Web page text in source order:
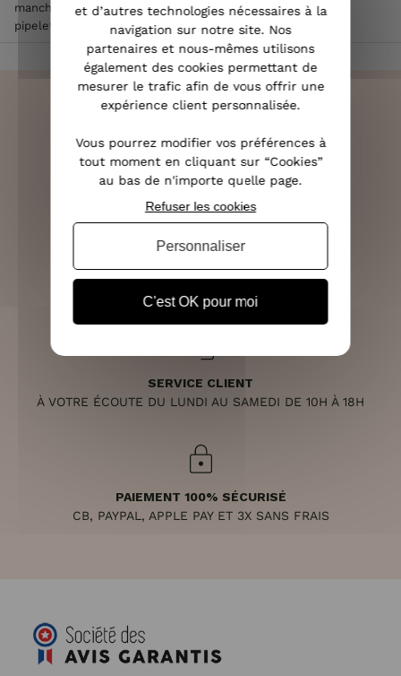
manches courtes femme >T-Shirt femme blanc broderie
pipelette marine
LIVRAISON RAPIDE
OFFERTE DÈS 70€
RETOURS SOUS 14 JOURS
SERVICE CLIENT
À VOTRE ÉCOUTE DU LUNDI AU SAMEDI DE 10H À 18H
PAIEMENT 100% SÉCURISÉ
CB, PAYPAL, APPLE PAY ET 3X SANS FRAIS
et d’autres technologies nécessaires à la
navigation sur notre site. Nos
partenaires et nous-mêmes utilisons
également des cookies permettant de
mesurer le trafic afin de vous offrir une
expérience client personnalisée.
Vous pourrez modifier vos préférences à
tout moment en cliquant sur “Cookies”
au bas de n'importe quelle page.
C'est OK pour moi
Refuser les cookies
Personnaliser